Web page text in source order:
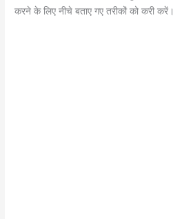
करने के लिए नीचे बताए गए तरीकों को करी करें।